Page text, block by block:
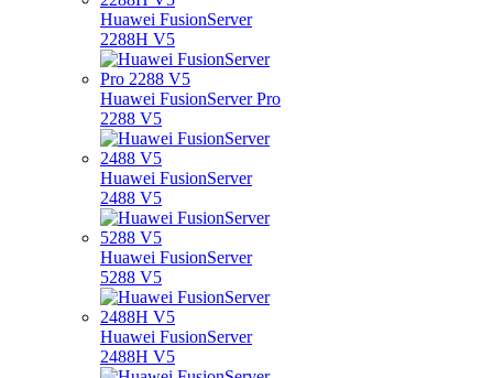
Huawei FusionServer
2288H V5
Huawei FusionServer Pro
2288 V5
Huawei FusionServer
2488 V5
Huawei FusionServer
5288 V5
Huawei FusionServer
2488H V5